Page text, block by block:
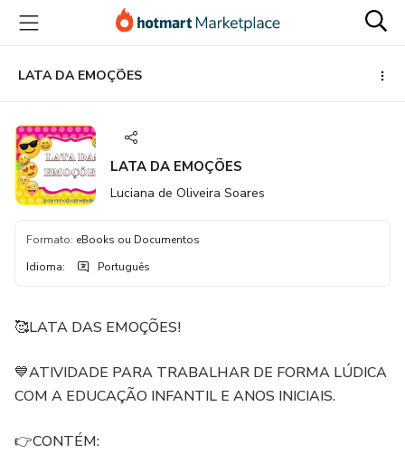
para
conteúdo
principal
para
pagamento
para
rodapé
LATA DA EMOÇÕES
LATA DA EMOÇÕES
Luciana de Oliveira Soares
Formato: eBooks ou Documentos
Idioma: Português
🥰LATA DAS EMOÇÕES!
💙ATIVIDADE PARA TRABALHAR DE FORMA LÚDICA
COM A EDUCAÇÃO INFANTIL E ANOS INICIAIS.
👉CONTÉM: